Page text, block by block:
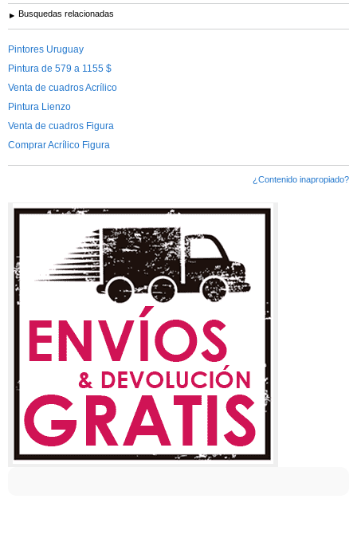
Busquedas relacionadas
Pintores Uruguay
Pintura de 579 a 1155 $
Venta de cuadros Acrílico
Pintura Lienzo
Venta de cuadros Figura
Comprar Acrílico Figura
¿Contenido inapropiado?